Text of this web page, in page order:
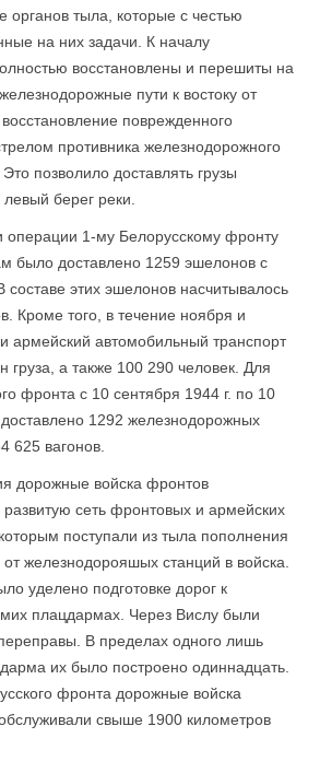
органов тыла, которые с честью
на них задачи. К началу
восстановлены и перешиты на
пути к востоку от
поврежденного
противника железнодорожного
позволило доставлять грузы
берег реки.
операции 1-му Белорусскому фронту
было доставлено 1259 эшелонов с
этих эшело­нов насчитывалось
Кроме того, в течение ноября и
армейский автомобильный транспорт
груза, а также 100 290 человек. Для
фронта с 10 сентября 1944 г. по 10
1292 железнодорожных
625 вагонов.
дорожные войска фронтов
сеть фронтовых и армейских
поступали из тыла по­полнения
от железнодорояшых станций в войска.
уделено подготовке дорог к
плацдармах. Через Вислу были
В пределах одного лишь
их было построено одиннадцать.
фронта дорожные войска
свыше 1900 километров